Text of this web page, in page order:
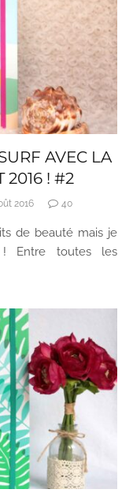
AVEC LA
2016 ! #2
2016 40
de beauté mais je
! Entre toutes les